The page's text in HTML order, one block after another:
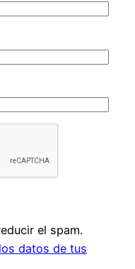
el spam.
datos de tus